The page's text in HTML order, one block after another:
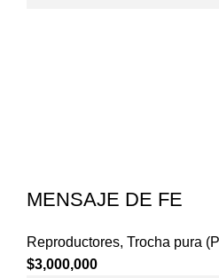
MENSAJE DE FE
Reproductores, Trocha pura
$3,000,000